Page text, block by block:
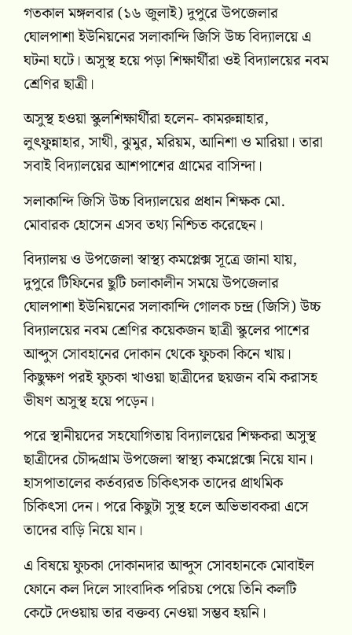
গতকাল মঙ্গলবার (১৬ জুলাই) দুপুরে উপজেলার
ঘোলপাশা ইউনিয়নের সলাকান্দি জিসি উচ্চ বিদ্যালয়ে এ
ঘটনা ঘটে। অসুস্থ হয়ে পড়া শিক্ষার্থীরা ওই বিদ্যালয়ের নবম
শ্রেণির ছাত্রী।
অসুস্থ হওয়া স্কুলশিক্ষার্থীরা হলেন- কামরুন্নাহার,
লুৎফুন্নাহার, সাথী, ঝুমুর, মরিয়ম, আনিশা ও মারিয়া। তারা
সবাই বিদ্যালয়ের আশপাশের গ্রামের বাসিন্দা।
সলাকান্দি জিসি উচ্চ বিদ্যালয়ের প্রধান শিক্ষক মো.
মোবারক হোসেন এসব তথ্য নিশ্চিত করেছেন।
বিদ্যালয় ও উপজেলা স্বাস্থ্য কমপ্লেক্স সূত্রে জানা যায়,
দুপুরে টিফিনের ছুটি চলাকালীন সময়ে উপজেলার
ঘোলপাশা ইউনিয়নের সলাকান্দি গোলক চন্দ্র (জিসি) উচ্চ
বিদ্যালয়ের নবম শ্রেণির কয়েকজন ছাত্রী স্কুলের পাশের
আব্দুস সোবহানের দোকান থেকে ফুচকা কিনে খায়।
কিছুক্ষণ পরই ফুচকা খাওয়া ছাত্রীদের ছয়জন বমি করাসহ
ভীষণ অসুস্থ হয়ে পড়েন।
পরে স্থানীয়দের সহযোগিতায় বিদ্যালয়ের শিক্ষকরা অসুস্থ
ছাত্রীদের চৌদ্দগ্রাম উপজেলা স্বাস্থ্য কমপ্লেক্সে নিয়ে যান।
হাসপাতালের কর্তব্যরত চিকিৎসক তাদের প্রাথমিক
চিকিৎসা দেন। পরে কিছুটা সুস্থ হলে অভিভাবকরা এসে
তাদের বাড়ি নিয়ে যান।
এ বিষয়ে ফুচকা দোকানদার আব্দুস সোবহানকে মোবাইল
ফোনে কল দিলে সাংবাদিক পরিচয় পেয়ে তিনি কলটি
কেটে দেওয়ায় তার বক্তব্য নেওয়া সম্ভব হয়নি।